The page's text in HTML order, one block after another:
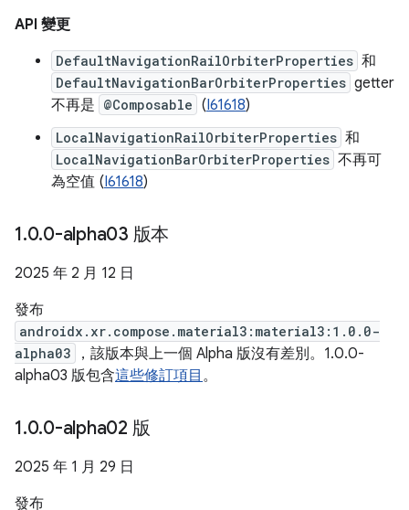
API 變更
DefaultNavigationRailOrbiterProperties 和
DefaultNavigationBarOrbiterProperties getter
不再是 @Composable (I61618)
LocalNavigationRailOrbiterProperties 和
LocalNavigationBarOrbiterProperties 不再可
為空值 (I61618)
1.0.0-alpha03 版本
2025 年 2 月 12 日
發布
androidx.xr.compose.material3:material3:1.0.0-
alpha03
，該版本與上一個 Alpha 版沒有差別。1.0.0-
alpha03 版包含這些修訂項目 。
1.0.0-alpha02 版
2025 年 1 月 29 日
發布